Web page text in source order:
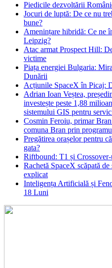
Piedicile dezvoltării
Jocuri de luptă: De ce nu
bune?
Amenințare hibridă: Ce ne
Leipzig?
Atac armat Prospect Hill:
victime
Piața energiei Bulgaria:
Dunării
Acțiunile SpaceX în Picaj:
Adrian Ioan Veștea,
investește peste 1,88
sistemului GIS pentru
Cosmin Feroiu, primar
comuna Bran prin
Pregătirea orașelor pentru
gata?
Riftbound: T1 și
Rachetă SpaceX scăpată
explicat
Inteligența Artificială și
18 Luni